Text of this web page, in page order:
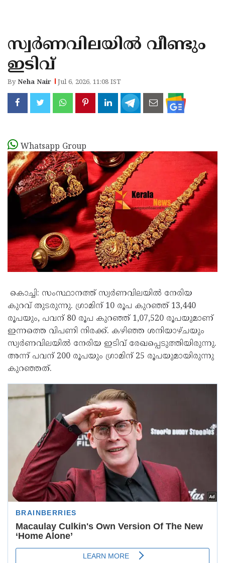
KANNUR
KASARAGOD
സ്വർണവിലയിൽ വീണ്ടും
ഇടിവ്
ByNeha Nair Jul 6, 2026, 11:08 IST
Whatsapp Group
കൊച്ചി: സംസ്ഥാനത്ത് സ്വർണവിലയിൽ നേരിയ
കുറവ് തുടരുന്നു. ഗ്രാമിന് 10 രൂപ കുറഞ്ഞ് 13,440
രൂപയും, പവന് 80 രൂപ കുറഞ്ഞ് 1,07,520 രൂപയുമാണ്
ഇന്നത്തെ വിപണി നിരക്ക്. കഴിഞ്ഞ ശനിയാഴ്ചയും
സ്വർണവിലയിൽ നേരിയ ഇടിവ് രേഖപ്പെടുത്തിയിരുന്നു.
അന്ന് പവന് 200 രൂപയും ഗ്രാമിന് 25 രൂപയുമായിരുന്നു
കുറഞ്ഞത്.